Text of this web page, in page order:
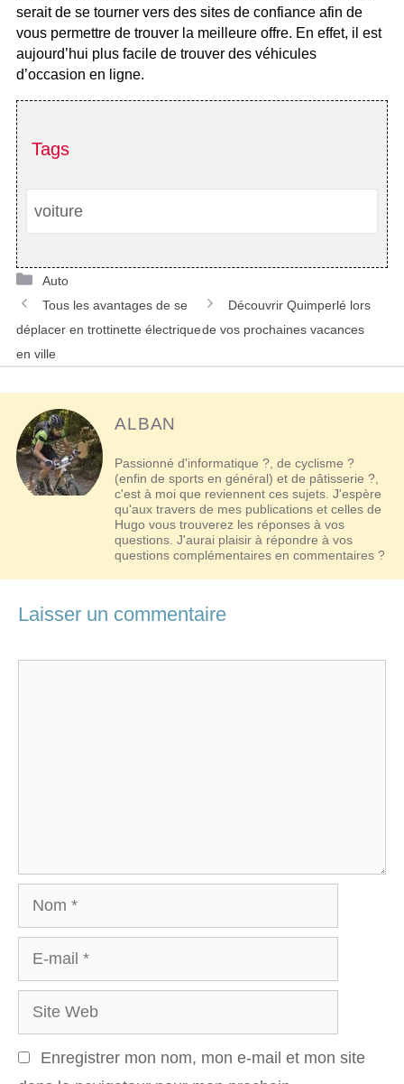
serait de se tourner vers des sites de confiance afin de
vous permettre de trouver la meilleure offre. En effet, il est
aujourd’hui plus facile de trouver des véhicules
d’occasion en ligne.
Tags
voiture
Catégories
Auto
Navigation
des
articles
Tous les avantages de se
déplacer en trottinette électrique
en ville
Découvrir Quimperlé lors
de vos prochaines vacances
ALBAN
Passionné d'informatique ?, de cyclisme ?
(enfin de sports en général) et de pâtisserie ?,
c'est à moi que reviennent ces sujets. J'espère
qu'aux travers de mes publications et celles de
Hugo vous trouverez les réponses à vos
questions. J'aurai plaisir à répondre à vos
questions complémentaires en commentaires ?
Laisser un commentaire
Nom
mail
Site
Web
Enregistrer mon nom, mon e-mail et mon site